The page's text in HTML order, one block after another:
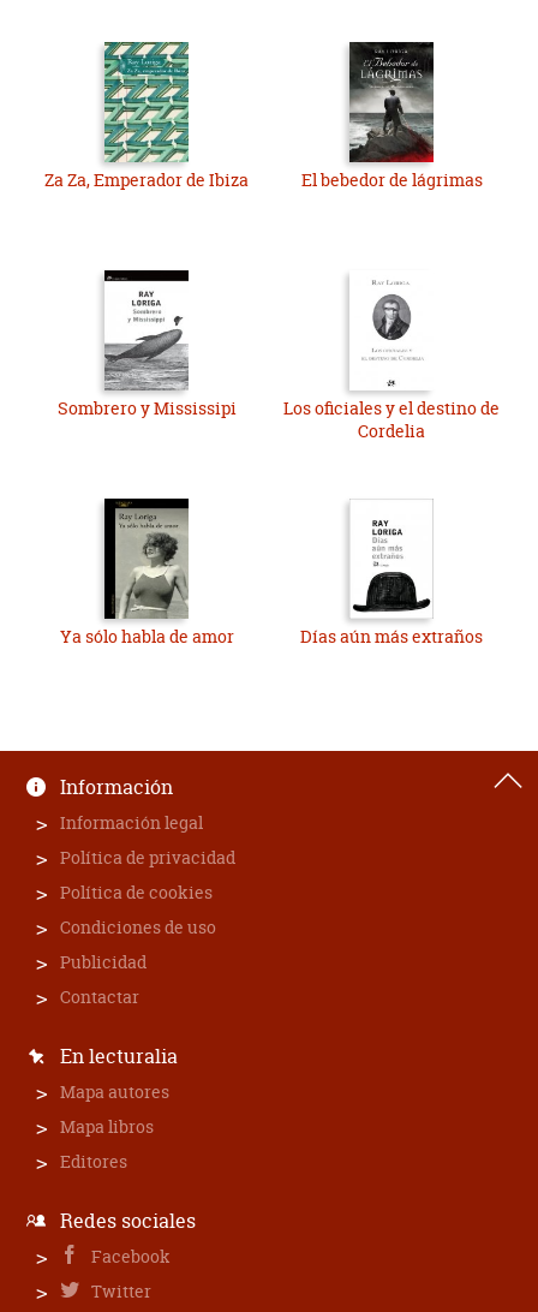
Za Za, Emperador de Ibiza El bebedor de lágrimas
Sombrero y Mississipi
Los oficiales y el destino de
Cordelia
Ya sólo habla de amor Días aún más extraños
Información
Información legal
Política de privacidad
Política de cookies
Condiciones de uso
Publicidad
Contactar
En lecturalia
Mapa autores
Mapa libros
Editores
Redes sociales
Facebook
Twitter